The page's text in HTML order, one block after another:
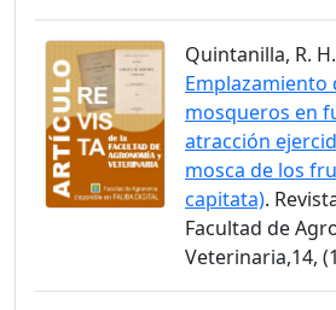
Quintanilla, R.
Emplazamiento
mosqueros en
atracción
mosca de los
capitata).
Facultad de
Veterinaria,14,